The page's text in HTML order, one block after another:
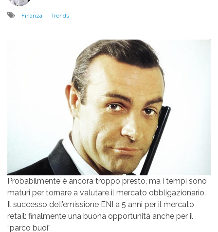
Finanza | Trends
Probabilmente è ancora troppo presto, ma i tempi sono
maturi per tornare a valutare il mercato obbligazionario.
Il successo dell’emissione ENI a 5 anni per il mercato
retail: finalmente una buona opportunità anche per il
“parco buoi”